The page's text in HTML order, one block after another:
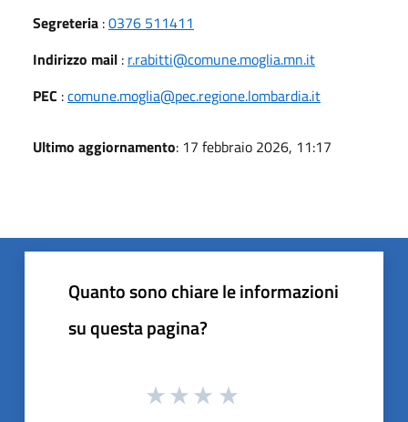
Segreteria :0376 511411
Indirizzo mail : r.rabitti@comune.moglia.mn.it
PEC :comune.moglia@pec.regione.lombardia.it
Ultimo aggiornamento: 17 febbraio 2026, 11:17
Quanto sono chiare le informazioni
su questa pagina?